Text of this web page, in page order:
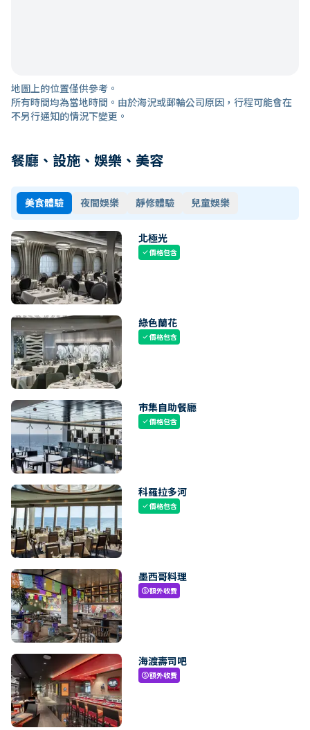
地圖上的位置僅供參考。
所有時間均為當地時間。由於海況或郵輪公司原因，行程可能會在
不另行通知的情況下變更。
餐廳、設施、娛樂、美容
美食體驗 夜間娛樂 靜修體驗 兒童娛樂
北極光
check價格包含
綠色蘭花
check價格包含
市集自助餐廳
check價格包含
科羅拉多河
check價格包含
墨西哥料理
paid額外收費
海渡壽司吧
paid額外收費